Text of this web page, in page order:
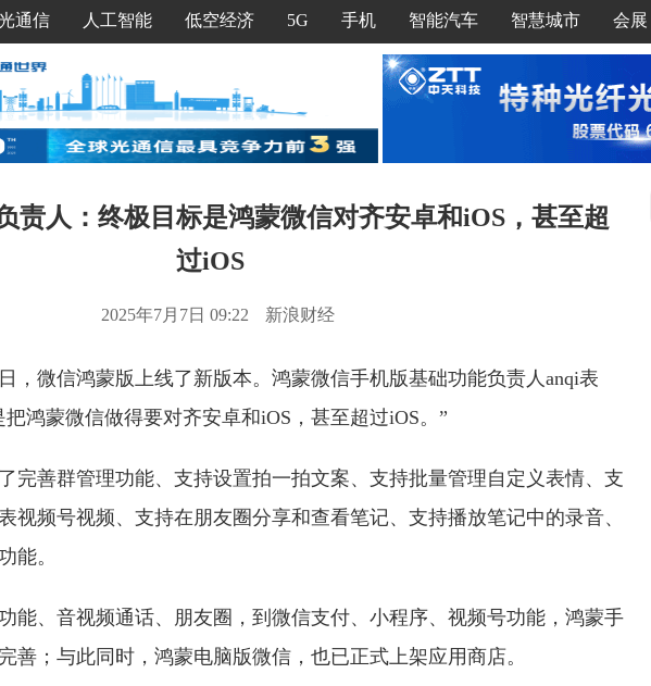
通信 人工智能 低空经济 5G 手机 智能汽车 智慧城市 会展
责人：终极目标是鸿蒙微信对齐安卓和iOS，甚至超
过iOS
2025年7月7日 09:22 新浪财经
，微信鸿蒙版上线了新版本。鸿蒙微信手机版基础功能负责人anqi表
鸿蒙微信做得要对齐安卓和iOS，甚至超过iOS。”
完善群管理功能、支持设置拍一拍文案、支持批量管理自定义表情、支
视频号视频、支持在朋友圈分享和查看笔记、支持播放笔记中的录音、
能。
能、音视频通话、朋友圈，到微信支付、小程序、视频号功能，鸿蒙手
善；与此同时，鸿蒙电脑版微信，也已正式上架应用商店。